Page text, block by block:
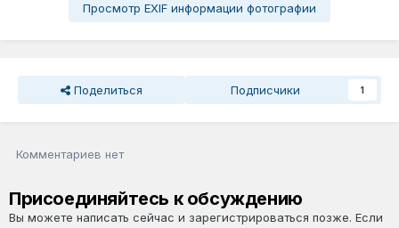
Просмотр EXIF информации фотографии
Поделиться Подписчики 1
Комментариев нет
Присоединяйтесь к обсуждению
Вы можете написать сейчас и зарегистрироваться позже. Если